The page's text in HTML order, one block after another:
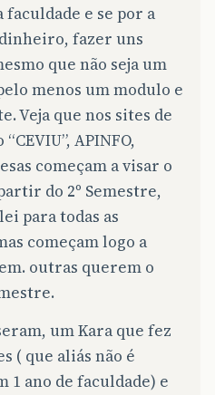
e se por a
fazer uns
que não seja um
menos um modulo e
Veja que nos sites de
APINFO,
começam a visar o
do 2º Semestre,
para todas as
começam logo a
outras querem o
um Kara que fez
( que aliás não é
1 ano de faculdade) e